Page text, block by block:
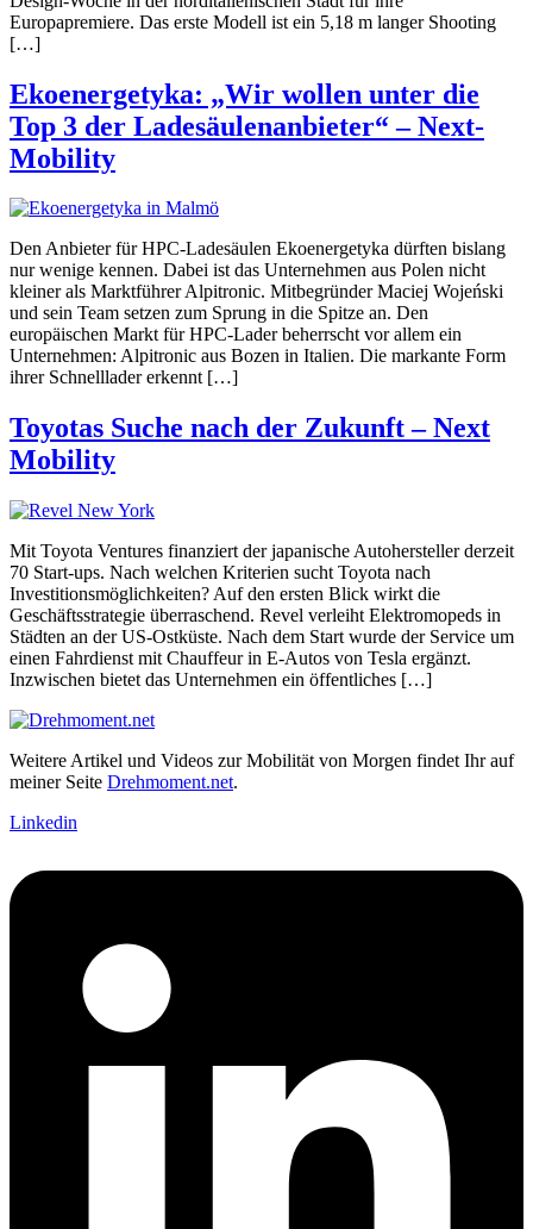
Europapremiere. Das erste Modell ist ein 5,18 m langer Shooting
[…]
Ekoenergetyka: „Wir wollen unter die
Top 3 der Ladesäulenanbieter“ – Next-
Mobility
Den Anbieter für HPC-Ladesäulen Ekoenergetyka dürften bislang
nur wenige kennen. Dabei ist das Unternehmen aus Polen nicht
kleiner als Marktführer Alpitronic. Mitbegründer Maciej Wojeński
und sein Team setzen zum Sprung in die Spitze an. Den
europäischen Markt für HPC-Lader beherrscht vor allem ein
Unternehmen: Alpitronic aus Bozen in Italien. Die markante Form
ihrer Schnelllader erkennt […]
Toyotas Suche nach der Zukunft – Next
Mobility
Mit Toyota Ventures finanziert der japanische Autohersteller derzeit
70 Start-ups. Nach welchen Kriterien sucht Toyota nach
Investitionsmöglichkeiten? Auf den ersten Blick wirkt die
Geschäftsstrategie überraschend. Revel verleiht Elektromopeds in
Städten an der US-Ostküste. Nach dem Start wurde der Service um
einen Fahrdienst mit Chauffeur in E-Autos von Tesla ergänzt.
Inzwischen bietet das Unternehmen ein öffentliches […]
Weitere Artikel und Videos zur Mobilität von Morgen findet Ihr auf
meiner Seite Drehmoment.net.
Linkedin